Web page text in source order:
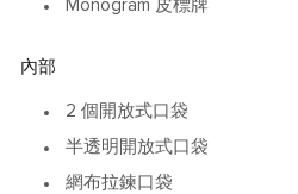
Monogram 皮標牌
內部
2 個開放式口袋
半透明開放式口袋
網布拉鍊口袋